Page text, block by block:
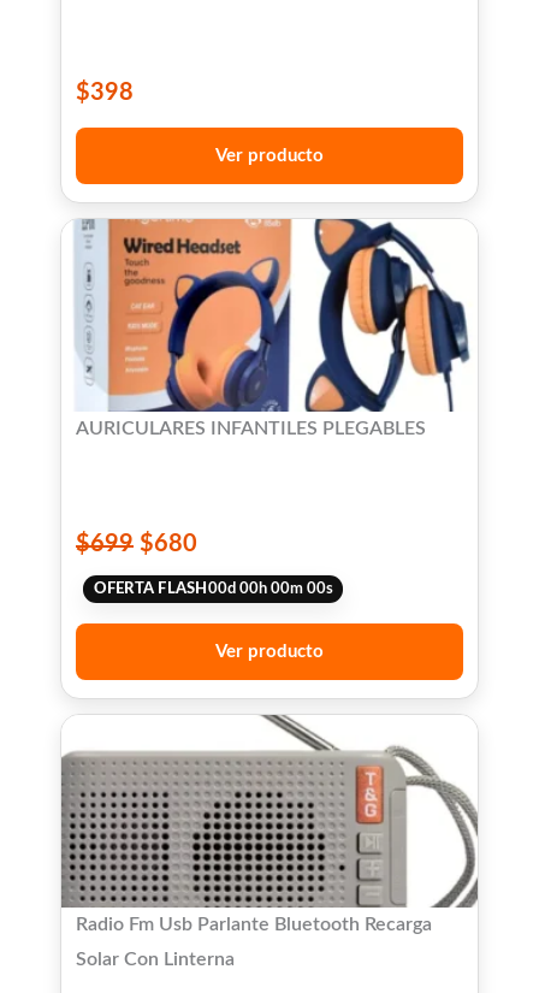
$398
Ver producto
AURICULARES INFANTILES PLEGABLES
$699 $680
OFERTA FLASH 00d 00h 00m 00s
Ver producto
Radio Fm Usb Parlante Bluetooth Recarga
Solar Con Linterna